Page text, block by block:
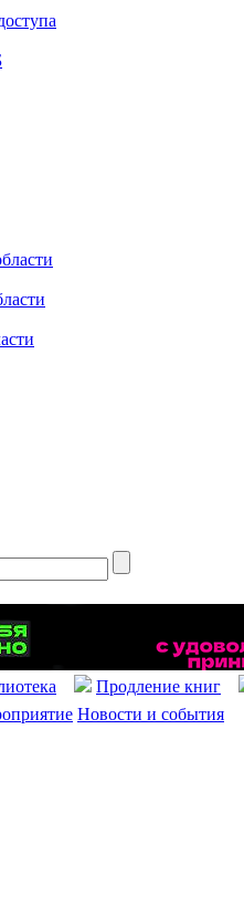
Продление книг
Новости и события